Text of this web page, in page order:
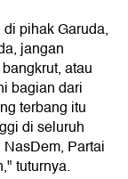
pihak Garuda,
jangan
atau
bagian dari
terbang itu
di seluruh
Partai
tuturnya.